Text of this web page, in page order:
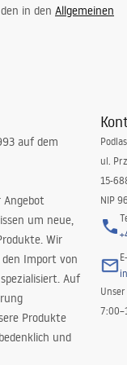
Badezimmerelemente.
zu modernen
Möglichkeiten Ihres
in den Allgemeinen
auf dem
Angebot
um neue,
Wir
Import von
Auf
Produkte
und
ul.
15-
NIP